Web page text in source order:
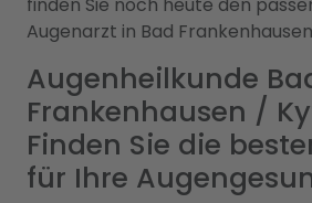
Augenarzt in Bad
Augenheilkunde
Frankenhausen /
Finden Sie die
für Ihre